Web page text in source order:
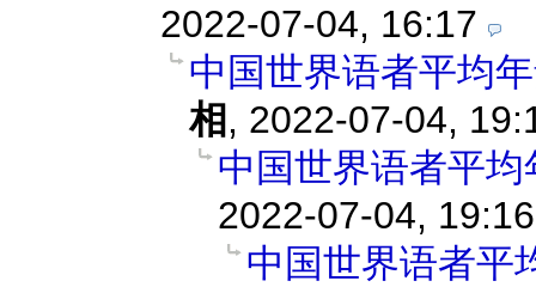
2022-07-04, 16:17
中国世界语者平均
相 , 2022-07-04,
中国世界语者平
2022-07-04, 19:16
中国世界语者平